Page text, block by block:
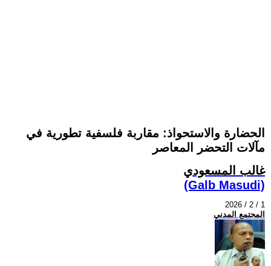
الحضارة والاستحواذ: مقاربة فلسفية تطورية في
مآلات التحضر المعاصر
غالب المسعودي
(Galb Masudi)
2026 / 2 / 1
المجتمع المدني